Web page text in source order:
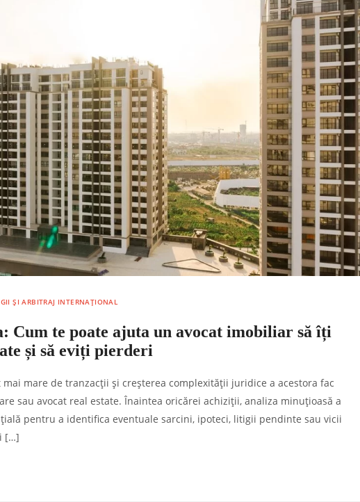
ȘI ARBITRAJ INTERNAȚIONAL
te poate ajuta un avocat imobiliar să îți
și să eviți pierderi
mare de tranzacții și creșterea complexității juridice a acestora fac
sau avocat real estate. Înaintea oricărei achiziții, analiza minuțioasă a
pentru a identifica eventuale sarcini, ipoteci, litigii pendinte sau vicii
[…]